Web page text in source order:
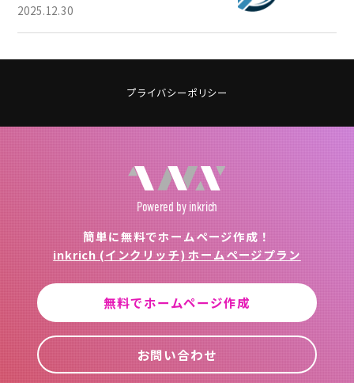
2025.12.30
プライバシーポリシー
Powered by inkrich
簡単に無料でホームページ作成！
inkrich (インクリッチ) ホームページプラン
無料でホームページ作成
お問い合わせ